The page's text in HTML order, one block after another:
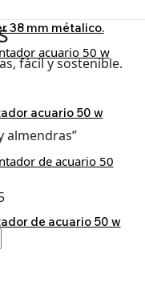
38 mm métalico.
acuario 50 w
de acuario 50 w
fácil y sostenible.
almendras”